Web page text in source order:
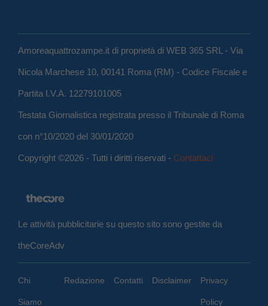
Amoreaquattrozampe.it di proprietà di WEB 365 SRL - Via
Nicola Marchese 10, 00141 Roma (RM) - Codice Fiscale e
Partita I.V.A. 12279101005
Testata Giornalistica registrata presso il Tribunale di Roma
con n°10/2020 del 30/01/2020
Copyright ©2026 - Tutti i diritti riservati - Contattaci
Le attività pubblicitarie su questo sito sono gestite da
theCoreAdv
Chi
Siamo
Redazione Contatti Disclaimer Privacy
Policy